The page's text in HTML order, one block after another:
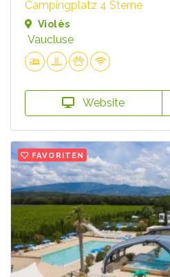
Campingplatz 4 Sterne
Violès
Vaucluse
Website
FAVORITEN